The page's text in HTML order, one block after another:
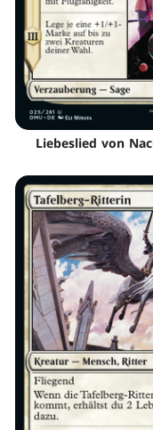
Liebeslied von